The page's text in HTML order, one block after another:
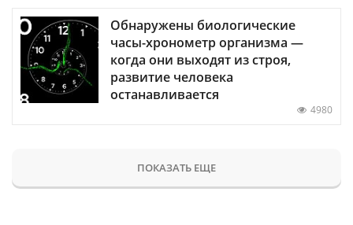
Обнаружены биологические
часы-хронометр организма —
когда они выходят из строя,
развитие человека
останавливается
4980
ПОКАЗАТЬ ЕЩЕ